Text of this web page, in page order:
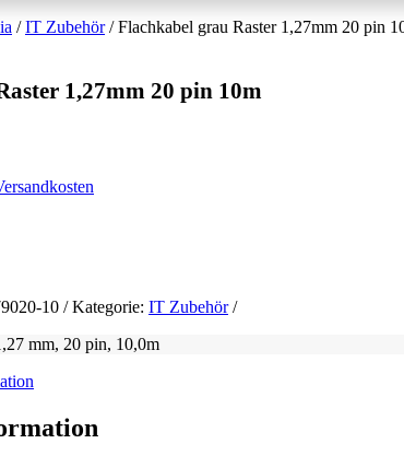
/IT Zubehör/ Flachkabel grau Raster 1,27mm 20 pin
1,27mm 20 pin 10m
10 Kategorie: IT Zubehör
mm, 20 pin, 10,0m